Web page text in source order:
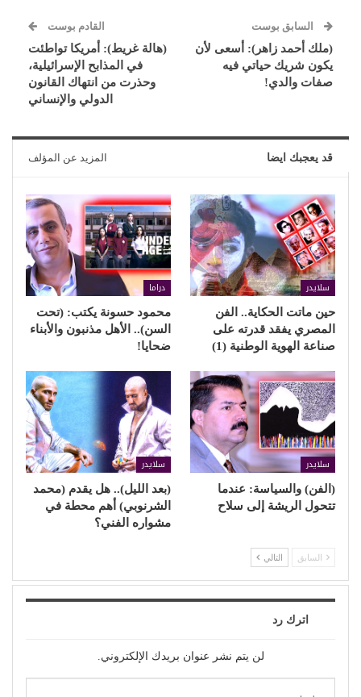
السابق بوست
(ملك أحمد زاهر): أسعى لأن
يكون شريك حياتي فيه
صفات والدي!
القادم بوست
(هالة غريط): أمريكا تواطئت
في المذابح الإسرائيلية،
وحذرت من انتهاك القانون
الدولي والإنساني
قد يعجبك ايضا المزيد عن المؤلف
سلايدر
حين ماتت الحكاية.. الفن
المصري يفقد قدرته على
صناعة الهوية الوطنية (1)
دراما
محمود حسونة يكتب: (تحت
السن).. الأهل مذنبون والأبناء
ضحايا!
سلايدر
(الفن) والسياسة: عندما
تتحول الريشة إلى سلاح
سلايدر
(بعد الليل).. هل يقدم (محمد
الشرنوبي) أهم محطة في
مشواره الفني؟
السابق التالي
اترك رد
لن يتم نشر عنوان بريدك الإلكتروني.